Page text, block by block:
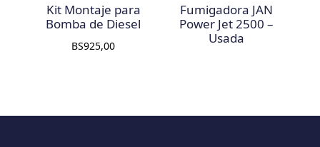
Kit Montaje para
Bomba de Diesel
BS925,00
Fumigadora JAN
Power Jet 2500 –
Usada